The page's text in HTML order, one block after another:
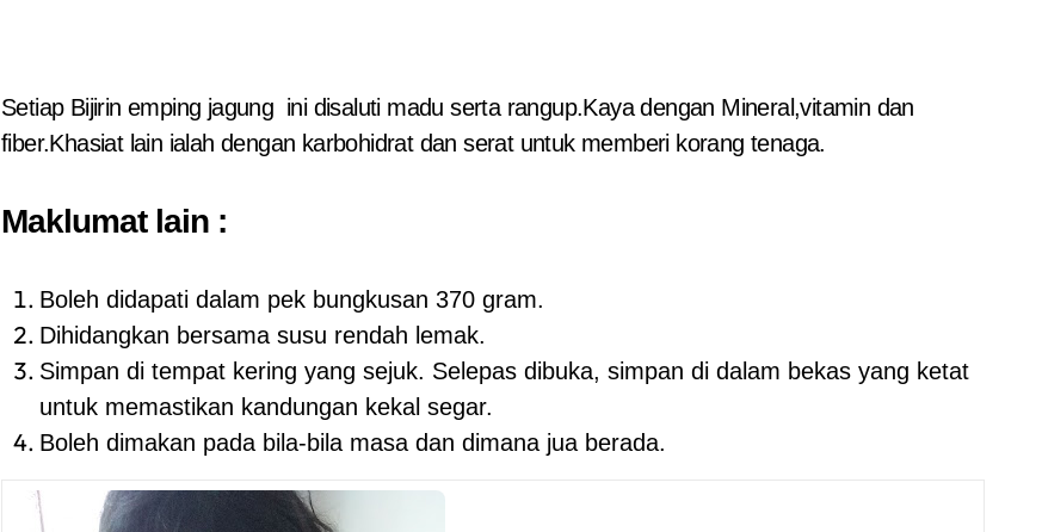
Setiap Bijirin emping jagung ini disaluti madu serta rangup.Kaya dengan Mineral,vitamin dan
fiber.Khasiat lain ialah dengan karbohidrat dan serat untuk memberi korang tenaga.
Maklumat lain :
Boleh didapati dalam pek bungkusan 370 gram.
Dihidangkan bersama susu rendah lemak.
Simpan di tempat kering yang sejuk. Selepas dibuka, simpan di dalam bekas yang ketat
untuk memastikan kandungan kekal segar.
Boleh dimakan pada bila-bila masa dan dimana jua berada.